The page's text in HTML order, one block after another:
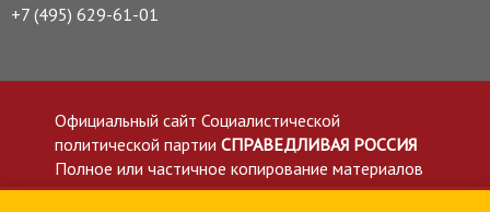
+7 (495) 629-61-01
Официальный сайт Социалистической
политической партии СПРАВЕДЛИВАЯ РОССИЯ
Полное или частичное копирование материалов
приветствуется со ссылкой на сайт spravedlivo.ru